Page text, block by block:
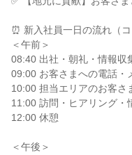
⏰ 新入社員一日の流れ（
＜午前＞
08:40 出社・朝礼・情報収
09:00 お客さまへの電話・
10:00 担当エリアのお客さ
11:00 訪問・ヒアリング・
12:00 休憩
＜午後＞